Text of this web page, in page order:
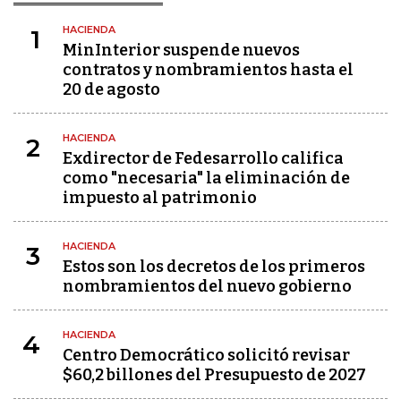
1 HACIENDA
MinInterior suspende nuevos
contratos y nombramientos hasta el
20 de agosto
2 HACIENDA
Exdirector de Fedesarrollo califica
como "necesaria" la eliminación de
impuesto al patrimonio
3 HACIENDA
Estos son los decretos de los primeros
nombramientos del nuevo gobierno
4 HACIENDA
Centro Democrático solicitó revisar
$60,2 billones del Presupuesto de 2027